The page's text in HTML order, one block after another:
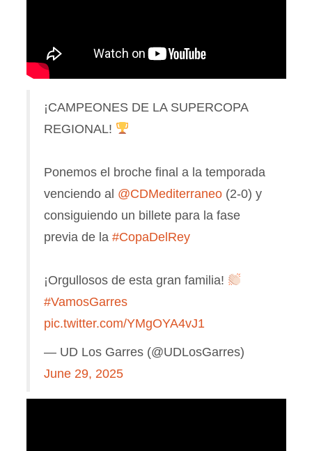
¡CAMPEONES DE LA SUPERCOPA
REGIONAL!
Ponemos el broche final a la temporada
venciendo al @CDMediterraneo(2-0) y
consiguiendo un billete para la fase
previa de la #CopaDelRey
¡Orgullosos de esta gran familia!
#VamosGarres
pic.twitter.com/YMgOYA4vJ1
— UD Los Garres (@UDLosGarres)
June 29, 2025